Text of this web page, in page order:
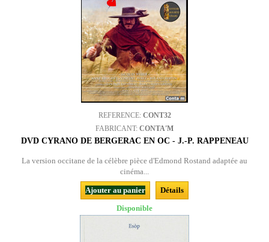
REFERENCE: CONT32
FABRICANT: CONTA'M
DVD CYRANO DE BERGERAC EN OC - J.-P. RAPPENEAU
La version occitane de la célèbre pièce d'Edmond Rostand adaptée au
cinéma...
Ajouter au panier
Détails
Disponible